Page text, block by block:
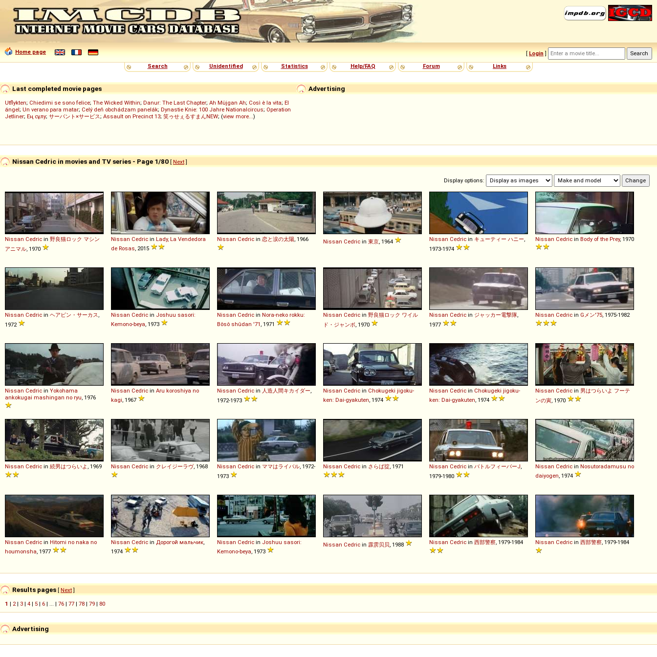
Home page [ Login ]
Search
Unidentified Statistics Help/FAQ Forum Links
Advertising
Last completed movie pages
Utflykten; Chiedimi se sono felice; The Wicked Within; Danur: The Last Chapter; Ah Müjgan Ah; Così è la vita; El
ángel; Un verano para matar; Celý deň obchádzam panelák; Dynastie Knie: 100 Jahre Nationalcircus; Operation
Jetliner; Ең сұлу; サーバント×サービス; Assault on Precinct 13; 笑ゥせぇるすまんNEW; (view more...)
Nissan Cedric in movies and TV series - Page 1/80 [ Next]
Display options:
Nissan Cedric in 野良猫ロック マシン
アニマル , 1970
Nissan Cedric in Lady, La Vendedora
de Rosas , 2015
Nissan Cedric in 恋と涙の太陽 , 1966 Nissan Cedric in 東京 , 1964 Nissan Cedric in キューティー ハニー
1973-1974
Nissan Cedric in Body of the Prey, 1970
Nissan Cedric in ヘアピン・サーカス
1972
Nissan Cedric in Joshuu sasori:
Kemono-beya , 1973
Nissan Cedric in Nora-neko rokku:
Bôsô shûdan '71 , 1971
Nissan Cedric in 野良猫ロック ワイル
ド・ジャンボ , 1970
Nissan Cedric in ジャッカー電撃隊
1977
Nissan Cedric in Gメン'75 , 1975-1982
Nissan Cedric in Yokohama
ankokugai mashingan no ryu , 1976
Nissan Cedric in Aru koroshiya no
kagi , 1967
Nissan Cedric in 人造人間キカイダー
1972-1973
Nissan Cedric in Chokugeki jigoku-
ken: Dai-gyakuten , 1974
Nissan Cedric in Chokugeki jigoku-
ken: Dai-gyakuten , 1974
Nissan Cedric in 男はつらいよ フーテ
ンの寅 , 1970
Nissan Cedric in 続男はつらいよ , 1969 Nissan Cedric in クレイジーラヴ, 1968 Nissan Cedric in ママはライバル , 1972-
1973
Nissan Cedric in さらば掟 , 1971 Nissan Cedric in バトルフィーバーJ
1979-1980
Nissan Cedric in Nosutoradamusu no
daiyogen , 1974
Nissan Cedric in Hitomi no naka no
houmonsha , 1977
Nissan Cedric in Дорогой мальчик
1974
Nissan Cedric in Joshuu sasori:
Kemono-beya , 1973
Nissan Cedric in 霹雳贝贝 , 1988 Nissan Cedric in 西部警察 , 1979-1984 Nissan Cedric in 西部警察 , 1979-1984
Results pages [ Next]
1 | 2 | 3 | 4 | 5 | 6 | ... | 76 | 77 | 78 | 79 | 80
Advertising